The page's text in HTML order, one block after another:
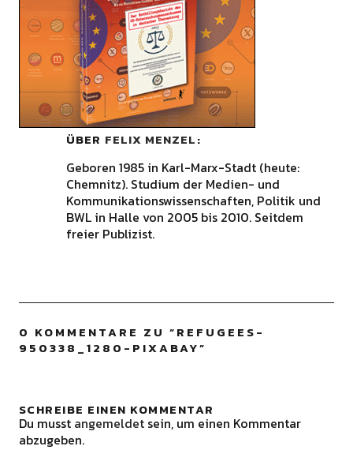
ÜBER FELIX MENZEL
Geboren 1985 in Karl-Marx-Stadt (heute:
Chemnitz). Studium der Medien- und
Kommunikationswissenschaften, Politik und
BWL in Halle von 2005 bis 2010. Seitdem
freier Publizist.
0 KOMMENTARE ZU “REFUGEES-
950338_1280-PIXABAY”
SCHREIBE EINEN KOMMENTAR
Du musst angemeldetsein, um einen Kommentar
abzugeben.